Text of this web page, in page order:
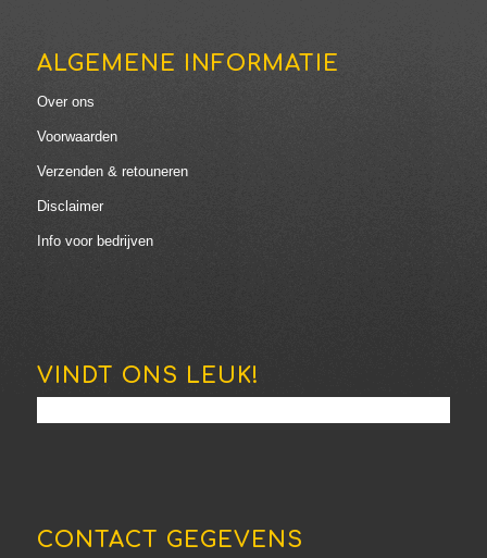
ALGEMENE INFORMATIE
Over ons
Voorwaarden
Verzenden & retouneren
Disclaimer
Info voor bedrijven
VINDT ONS LEUK!
CONTACT GEGEVENS